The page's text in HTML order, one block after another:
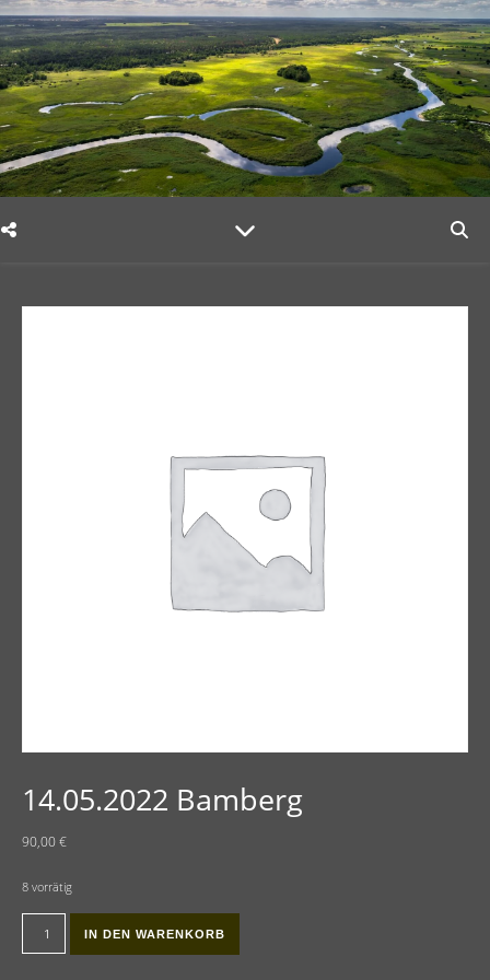
14.05.2022 Bamberg
90,00€
8 vorrätig
14.05.2022 Bamberg Menge
IN DEN WARENKORB